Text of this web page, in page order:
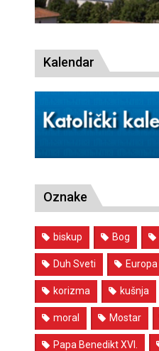
Kalendar
Oznake
biskup Bog
Duh Sveti Europa
korizma kušnja
moral Mostar
Papa Benedikt XVI.